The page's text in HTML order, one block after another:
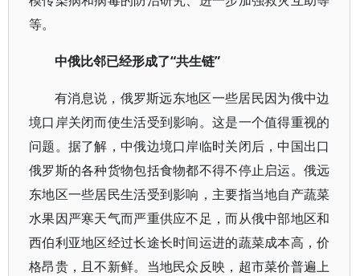
等。
中俄比邻已经形成了“共生链”
有消息说，俄罗斯远东地区一些居民因为俄中边
境口岸关闭而使生活受到影响。这是一个值得重视的
问题。据了解，中俄边境口岸临时关闭后，中国出口
俄罗斯的各种货物包括食物都不得不停止启运。俄远
东地区一些居民生活受到影响，主要指当地自产蔬菜
水果因严寒天气而严重供应不足，而从俄中部地区和
西伯利亚地区经过长途长时间运进的蔬菜成本高，价
格昂贵，且不新鲜。当地民众反映，超市菜价普遍上